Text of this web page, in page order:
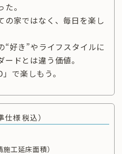
。
の家ではなく、毎日を楽し
“好き”やライフスタイルに
ドとは違う価値。
で楽しもう。
仕様 税込）
施工延床面積）